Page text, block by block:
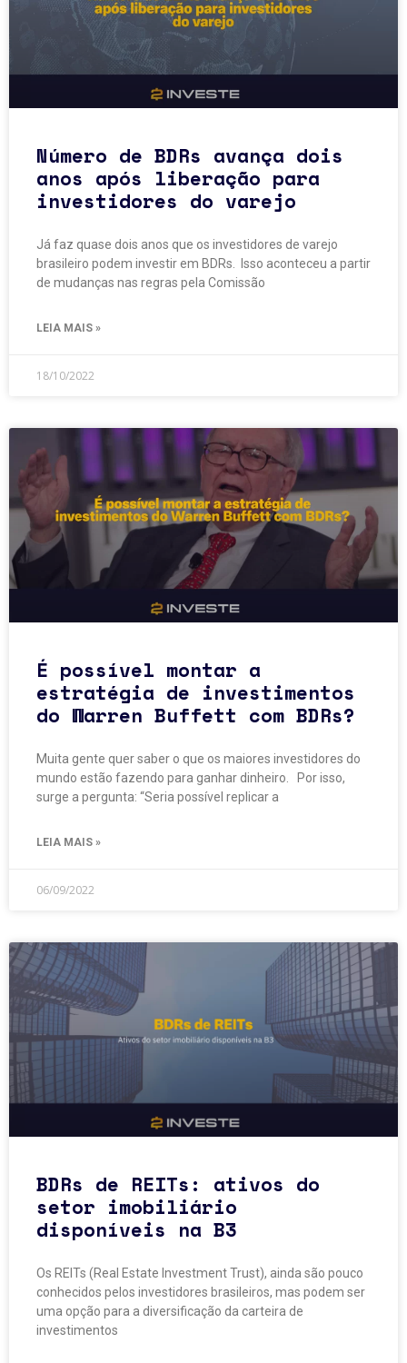
Número de BDRs avança dois
anos após liberação para
investidores do varejo
Já faz quase dois anos que os investidores de varejo
brasileiro podem investir em BDRs. Isso aconteceu a partir
de mudanças nas regras pela Comissão
LEIA MAIS »
18/10/2022
É possível montar a
estratégia de investimentos
do Warren Buffett com BDRs?
Muita gente quer saber o que os maiores investidores do
mundo estão fazendo para ganhar dinheiro. Por isso,
surge a pergunta: “Seria possível replicar a
LEIA MAIS »
06/09/2022
BDRs de REITs: ativos do
setor imobiliário
disponíveis na B3
Os REITs (Real Estate Investment Trust), ainda são pouco
conhecidos pelos investidores brasileiros, mas podem ser
uma opção para a diversificação da carteira de
investimentos